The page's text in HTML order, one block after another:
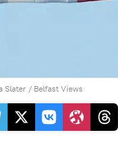
Slater / Belfast Views